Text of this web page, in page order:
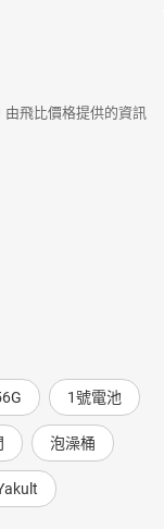
由飛比價格提供的資訊
1號電池
泡澡桶